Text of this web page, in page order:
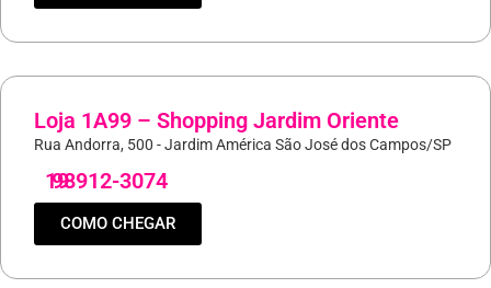
Loja 1A99 – Shopping Jardim Oriente
Rua Andorra, 500 - Jardim América São José dos Campos/SP
19
98912-3074
COMO CHEGAR